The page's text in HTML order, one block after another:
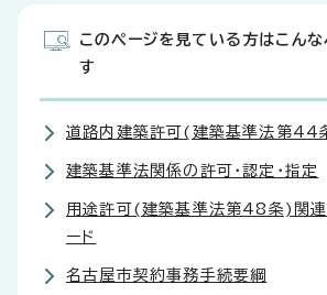
このページを見ている方はこんな
す
道路内建築許可(建築基準法第44
建築基準法関係の許可・認定・指定
用途許可(建築基準法第48条)関連
ード
名古屋市契約事務手続要綱